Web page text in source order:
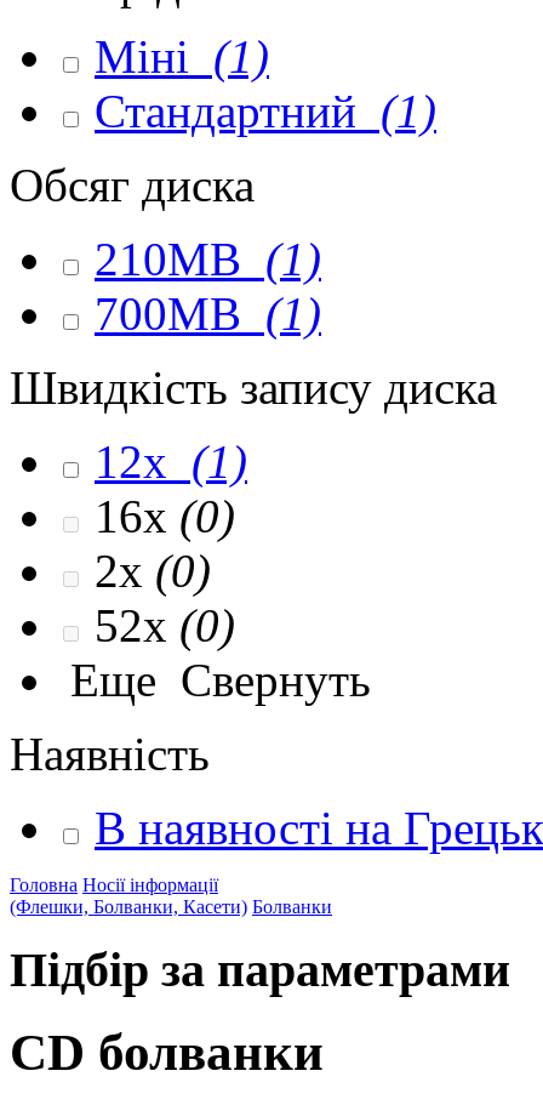
Міні (1)
Стандартний (1)
Обсяг диска
210MB (1)
700MB (1)
Швидкість запису диска
12x (1)
16x (0)
2x (0)
52x (0)
Еще Свернуть
Наявність
В наявності на
Головна Носії інформації
(Флешки, Болванки, Касети) Болванки
Підбір за параметрами
CD болванки